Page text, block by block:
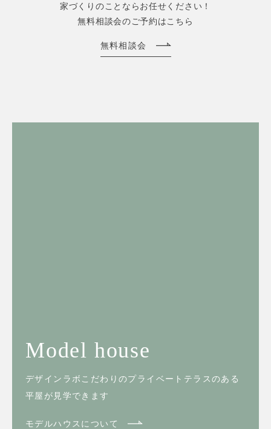
家づくりのことならお任せください！
無料相談会のご予約はこちら
無料相談会
Model house
デザインラボこだわりのプライベートテラスのある
平屋が見学できます
モデルハウスについて